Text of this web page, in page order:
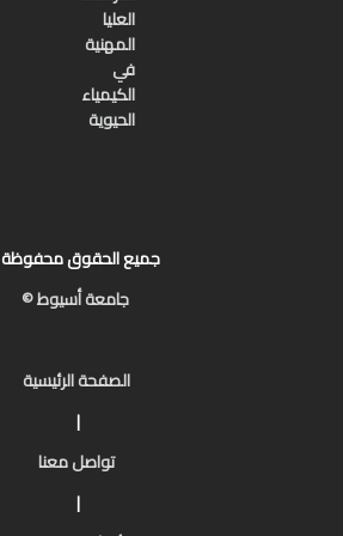
العليا
المهنية
في
الكيمياء
الحيوية
جميع الحقوق محفوظة
جامعة أسيوط ©
الصفحة الرئيسية
|
تواصل معنا
|